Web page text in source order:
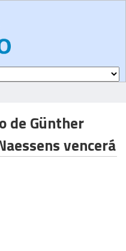
de Günther
vencerá